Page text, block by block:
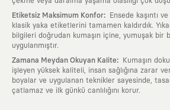
Etiketsiz Maksimum Konfor:
Ensede kaşıntı
klasik yaka etiketlerini tamamen kaldırdık.
bilgileri doğrudan kumaşın içine, yumuşak bir
uygulanmıştır.
Zamana Meydan Okuyan Kalite:
Kumaşın
işleyen yüksek kaliteli, insan sağlığına zarar
boyalar ve uygulanan teknikler sayesinde,
çatlamaz ve ilk günkü canlılığını korur.